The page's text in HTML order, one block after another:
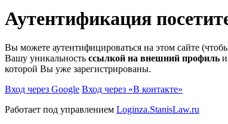
Аутентификация
Вы можете аутентифицироваться на этом сайте
Вашу уникальность ссылкой на внешний профиль и
которой Вы уже зарегистрированы.
Вход через Google Вход через «В контакте»
Работает под управлением Loginza.StanisLaw.ru